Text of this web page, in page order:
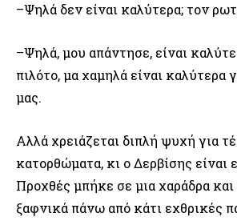
–Ψηλά δεν είναι καλύτερα; τον
–Ψηλά, μου απάντησε, είναι
πιλότο, μα χαμηλά είναι καλύτερα
μας.
Αλλά χρειάζεται διπλή ψυχή για
κατορθώματα, κι ο Δερβίσης είναι
Προχθές μπήκε σε μια χαράδρα
ξαφνικά πάνω από κάτι εχθρικές